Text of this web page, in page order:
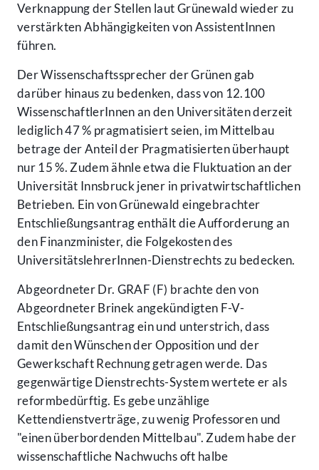
Verknappung der Stellen laut Grünewald wieder zu
verstärkten Abhängigkeiten von AssistentInnen
führen.
Der Wissenschaftssprecher der Grünen gab
darüber hinaus zu bedenken, dass von 12.100
WissenschaftlerInnen an den Universitäten derzeit
lediglich 47 % pragmatisiert seien, im Mittelbau
betrage der Anteil der Pragmatisierten überhaupt
nur 15 %. Zudem ähnle etwa die Fluktuation an der
Universität Innsbruck jener in privatwirtschaftlichen
Betrieben. Ein von Grünewald eingebrachter
Entschließungsantrag enthält die Aufforderung an
den Finanzminister, die Folgekosten des
UniversitätslehrerInnen-Dienstrechts zu bedecken.
Abgeordneter Dr. GRAF (F) brachte den von
Abgeordneter Brinek angekündigten F-V-
Entschließungsantrag ein und unterstrich, dass
damit den Wünschen der Opposition und der
Gewerkschaft Rechnung getragen werde. Das
gegenwärtige Dienstrechts-System wertete er als
reformbedürftig. Es gebe unzählige
Kettendienstverträge, zu wenig Professoren und
"einen überbordenden Mittelbau". Zudem habe der
wissenschaftliche Nachwuchs oft halbe